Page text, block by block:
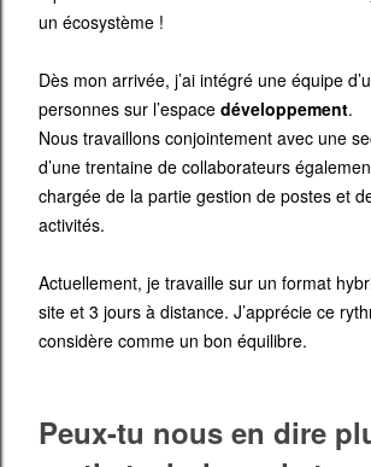
un écosystème !
Dès mon arrivée, j’ai intégré une équipe
personnes sur l’espace développement.
Nous travaillons conjointement avec une
d’une trentaine de collaborateurs
chargée de la partie gestion de postes et
activités.
Actuellement, je travaille sur un format
site et 3 jours à distance. J’apprécie ce
considère comme un bon équilibre.
Peux-tu nous en dire